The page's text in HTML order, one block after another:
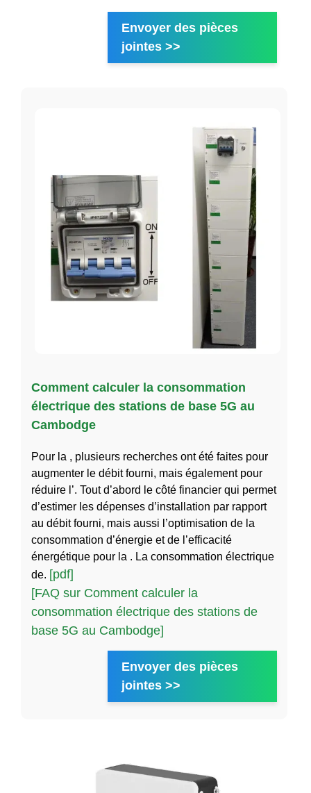
Envoyer des pièces
jointes >>
Comment calculer la consommation
électrique des stations de base 5G au
Cambodge
Pour la , plusieurs recherches ont été faites pour
augmenter le débit fourni, mais également pour
réduire l’. Tout d’abord le côté financier qui permet
d’estimer les dépenses d’installation par rapport
au débit fourni, mais aussi l’optimisation de la
consommation d’énergie et de l’efficacité
énergétique pour la . La consommation électrique
de. [pdf]
[FAQ sur Comment calculer la
consommation électrique des stations de
base 5G au Cambodge]
Envoyer des pièces
jointes >>